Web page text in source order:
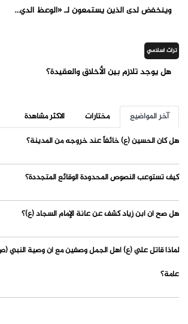
وينخفض لدى الذين يستمعون لـ «الوعظ الدي...
تراث اسلامي
هل يوجد تلازم بين الأخلاق والعقيدة؟
آخر المواضيع مختارات
الاكثر مشاهدة
هل كان الحسين (ع) خائفاً عند خروجه من المدينة؟
كيف تستوعب النصوص المحدودة الوقائع المتجددة؟
هل صح أن ابن زياد كشف عن عانة الإمام السجاد (ع)؟
لماذا قاتل علي (ع) أهل الجمل وصفين مع أن وصية النبي
عامة؟